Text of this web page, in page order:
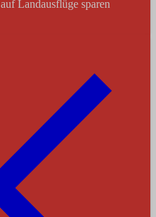
auf Landausflüge sparen